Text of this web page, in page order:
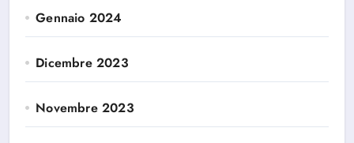
Gennaio 2024
Dicembre 2023
Novembre 2023